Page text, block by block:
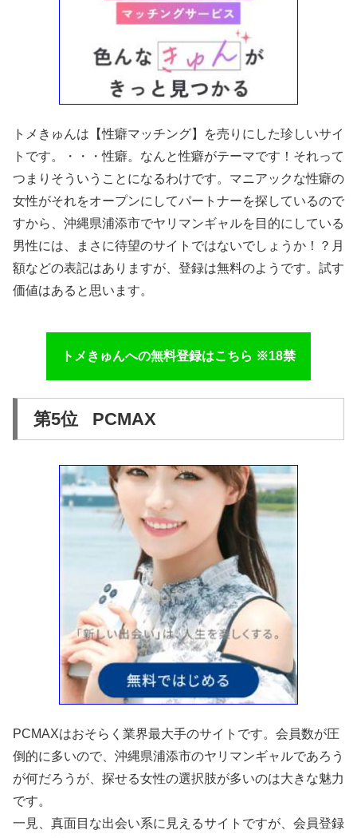
トメきゅんは【性癖マッチング】を売りにした珍しいサイ
トです。・・・性癖。なんと性癖がテーマです！それって
つまりそういうことになるわけです。マニアックな性癖の
女性がそれをオープンにしてパートナーを探しているので
すから、沖縄県浦添市でヤリマンギャルを目的にしている
男性には、まさに待望のサイトではないでしょうか！？月
額などの表記はありますが、登録は無料のようです。試す
価値はあると思います。
トメきゅんへの無料登録はこちら ※18禁
第5位 PCMAX
PCMAXはおそらく業界最大手のサイトです。会員数が圧
倒的に多いので、沖縄県浦添市のヤリマンギャルであろう
が何だろうが、探せる女性の選択肢が多いのは大きな魅力
です。
一見、真面目な出会い系に見えるサイトですが、会員登録